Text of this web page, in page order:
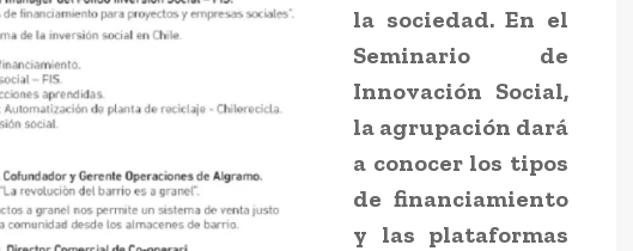
la sociedad. En el
Seminario de
Innovación Social,
la agrupación dará
a conocer los tipos
de financiamiento
y las plataformas